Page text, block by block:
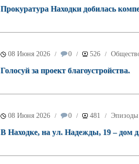
Прокуратура Находки добилась
08 Июня 2026 / 0 / 526 /
Голосуй за проект благоустройства.
08 Июня 2026 / 0 / 481 / Эпизоды
В Находке, на ул. Надежды, 19 – дом